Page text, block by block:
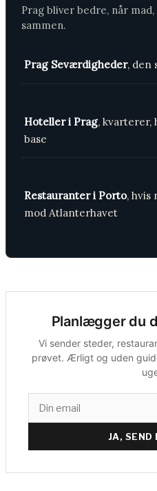
Prag bliver bedre, når
sammen.
Prag Seværdigheder, den
Hoteller i Prag, kvarterer,
base
Restauranter i Porto, hvis
mod Atlanterhavet
Planlægger du
Vi sender steder,
prøvet. Ærligt og uden
JA, SEND